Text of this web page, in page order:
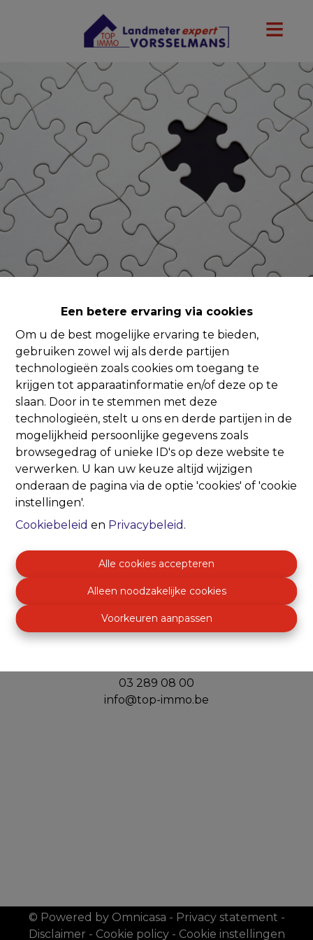
Een betere ervaring via cookies
Om u de best mogelijke ervaring te bieden,
gebruiken zowel wij als derde partijen
technologieën zoals cookies om toegang te
krijgen tot apparaatinformatie en/of deze op te
slaan. Door in te stemmen met deze
technologieën, stelt u ons en derde partijen in de
mogelijkheid persoonlijke gegevens zoals
browsegedrag of unieke ID's op deze website te
verwerken. U kan uw keuze altijd wijzigen
onderaan de pagina via de optie 'cookies' of 'cookie
instellingen'.
Cookiebeleid en Privacybeleid .
Alle cookies accepteren
Alleen noodzakelijke cookies
Voorkeuren aanpassen
Oeps, deze pagina
bestaat niet meer
Te koop Te huur
Top Immo
Handelslei 156
03 289 08 00
info@top-immo.be
© Powered by Omnicasa - Privacy statement -
Disclaimer - Cookie policy- Cookie instellingen